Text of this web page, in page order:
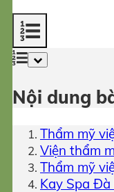
Nội dung
Thẩm mỹ
Viện thẩm
Thẩm mỹ
Kay Spa Đà